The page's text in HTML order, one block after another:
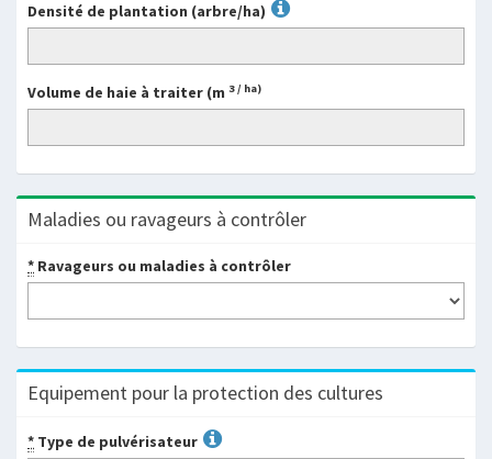
Densité de plantation (arbre/ha)
Volume de haie à traiter (m 3/ ha)
Maladies ou ravageurs à contrôler
* Ravageurs ou maladies à contrôler
Equipement pour la protection des cultures
* Type de pulvérisateur